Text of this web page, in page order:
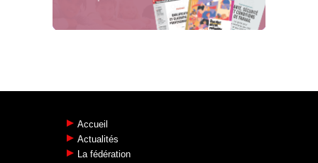
Accueil
Actualités
La fédération